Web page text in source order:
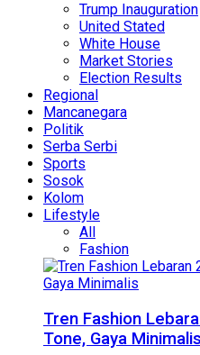
Trump Inauguration
United Stated
White House
Market Stories
Election Results
Regional
Mancanegara
Politik
Serba Serbi
Sports
Sosok
Kolom
Lifestyle
All
Fashion
Tren Fashion
Tone, Gaya Minimalis